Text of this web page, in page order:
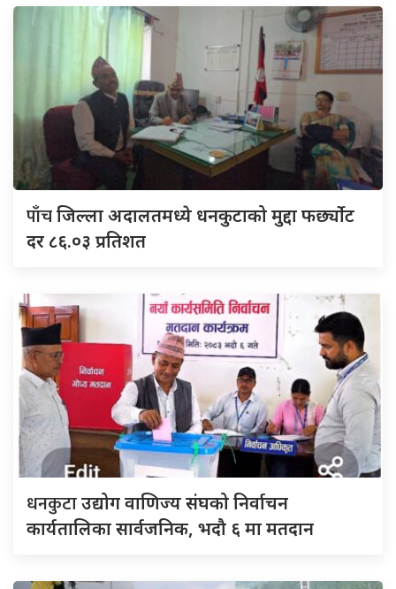
पाँचजिल्ला अदालतमध्ये धनकुटाको मुद्दा फर्छ्योट
दर ८६.०३ प्रतिशत
धनकुटाउद्योग वाणिज्य संघको निर्वाचन
कार्यतालिका सार्वजनिक, भदौ ६ मा मतदान